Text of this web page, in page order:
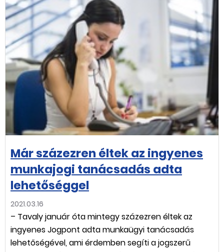
Már százezren éltek az ingyenes
munkajogi tanácsadás adta
lehetőséggel
2021.03.16
– Tavaly január óta mintegy százezren éltek az
ingyenes Jogpont adta munkaügyi tanácsadás
lehetőségével, ami érdemben segíti a jogszerű